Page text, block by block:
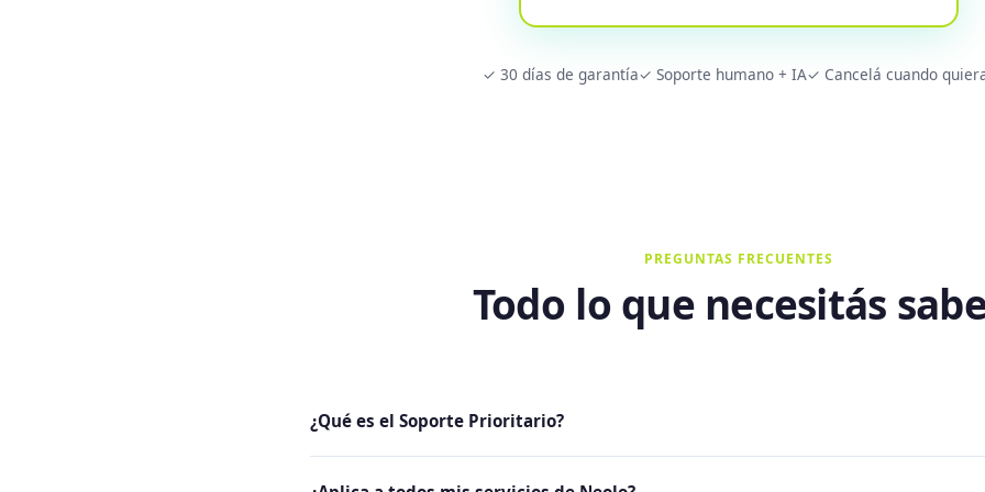
✓ 30 días de garantía✓ Soporte humano + IA✓ Cancelá cuando
PREGUNTAS FRECUENTES
Todo lo que necesitás
¿Qué es el Soporte Prioritario?